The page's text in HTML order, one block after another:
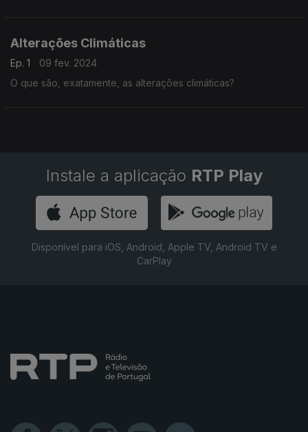
Alterações Climáticas
Ep. 1
09 fev. 2024
O que são, exatamente, as alterações climáticas?
Instale a aplicação RTP Play
Disponível para iOS, Android, Apple TV, Android TV e
CarPlay